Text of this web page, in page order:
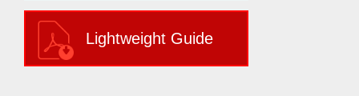
Lightweight Guide